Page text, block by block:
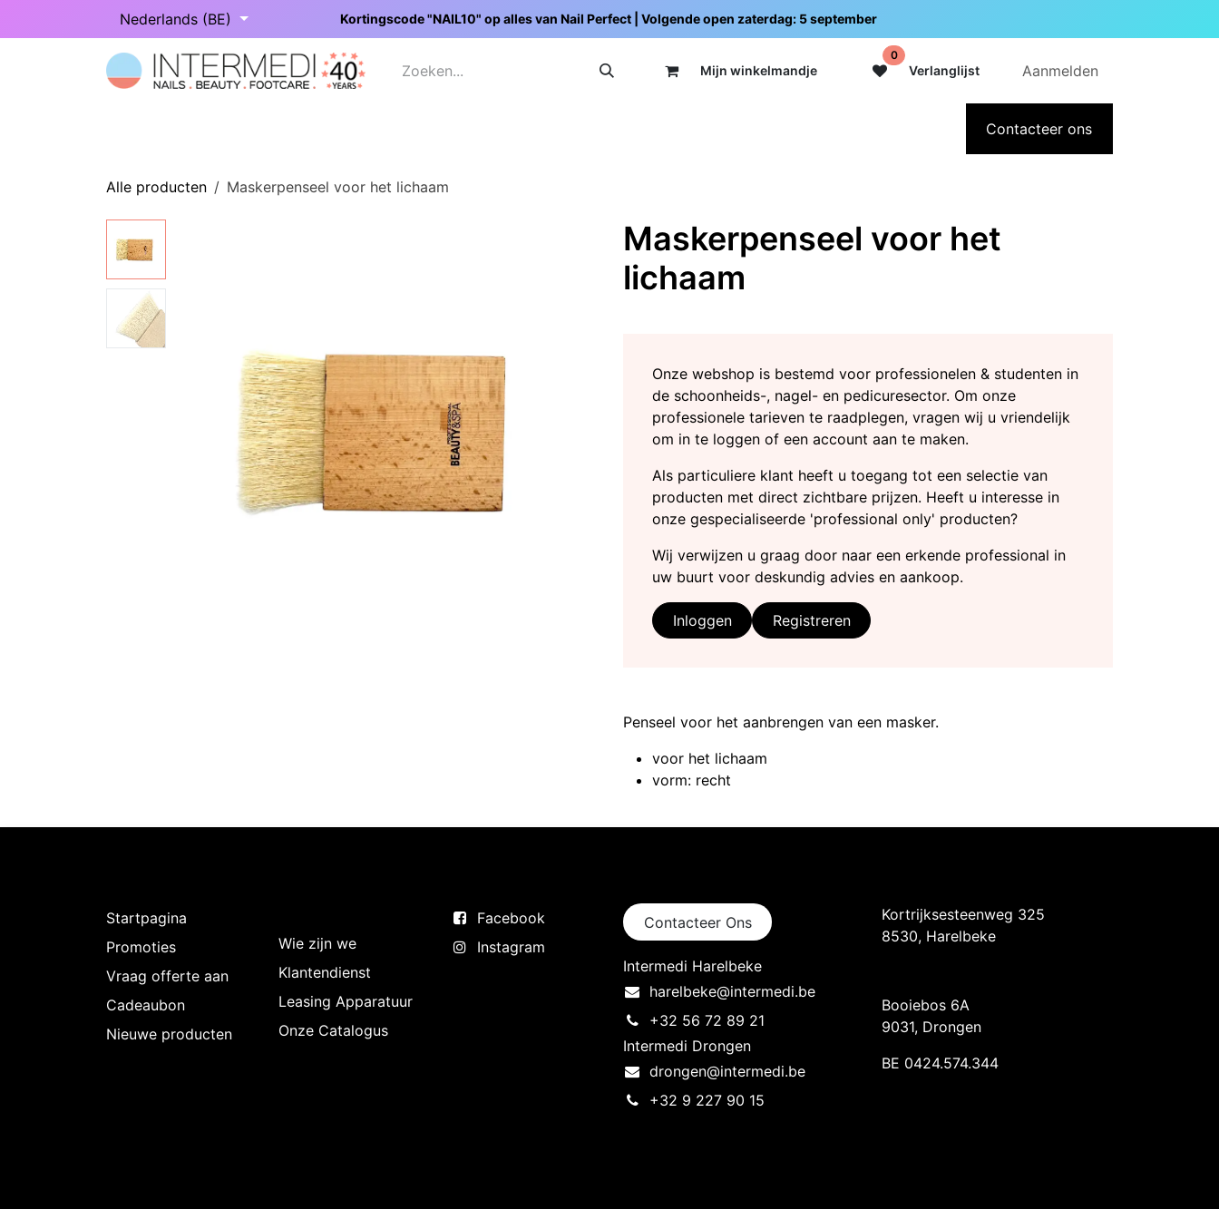
Overslaan naar inhoudNederlands (BE) Kortingscode "NAIL10" op alles van Nail Perfect | Volgende open zaterdag: 5 september
Mijn winkelmandje
0
Verlanglijst Aanmelden
Over IntermediContacteer ons
Alle producten Maskerpenseel voor het lichaam
Maskerpenseel voor het
lichaam
Penseel voor het aanbrengen van een masker.
voor het lichaam
vorm: recht
Onze webshop is bestemd voor professionelen & studenten in
de schoonheids-, nagel- en pedicuresector. Om onze
professionele tarieven te raadplegen, vragen wij u vriendelijk
om in te loggen of een account aan te maken.
Als particuliere klant heeft u toegang tot een selectie van
producten met direct zichtbare prijzen. Heeft u interesse in
onze gespecialiseerde 'professional only' producten?
Wij verwijzen u graag door naar een erkende professional in
uw buurt voor deskundig advies en aankoop.
Inloggen Registreren
Startpagina
Promoties
Vraag offerte aan
Cadeaubon
Nieuwe producten
Wie zijn we
Klantendienst
Leasing Apparatuur
Onze Catalogus
Facebook
Instagram
Contacteer Ons
Intermedi Harelbeke
harelbeke@intermedi.be
+32 56 72 89 21
Intermedi Drongen
drongen@intermedi.be
+32 9 227 90 15
Kortrijksesteenweg 325
8530, Harelbeke
Booiebos 6A
9031, Drongen
BE 0424.574.344